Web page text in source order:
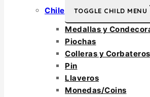
Chile TOGGLE CHILD MENU
Medallas y
Piochas
Colleras y Corbateros
Pin
Llaveros
Monedas/Coins